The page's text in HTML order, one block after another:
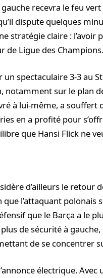
recevra le feu
dispute quelques
stratégie claire :
de Ligue des Champions.
spectaculaire 3-3 au
sur le plan
à lui-même, a
en a profité pour
que Hansi Flick ne
d’ailleurs le
l’attaquant polonais
que le Barça a le
de sécurité à
de se concentrer
électrique. Avec